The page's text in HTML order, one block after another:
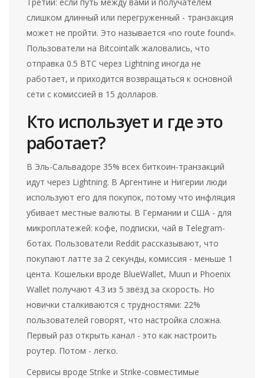
слишком длинный или перегруженный - транзакция
может не пройти. Это называется «no route found».
Пользователи на Bitcointalk жаловались, что
отправка 0.5 BTC через Lightning иногда не
работает, и приходится возвращаться к основной
сети с комиссией в 15 долларов.
Кто использует и где это
работает?
В Эль-Сальвадоре 35% всех биткоин-транзакций
идут через Lightning. В Аргентине и Нигерии люди
используют его для покупок, потому что инфляция
убивает местные валюты. В Германии и США - для
микроплатежей: кофе, подписки, чай в Telegram-
ботах. Пользователи Reddit рассказывают, что
покупают латте за 2 секунды, комиссия - меньше 1
цента. Кошельки вроде BlueWallet, Muun и Phoenix
Wallet получают 4.3 из 5 звёзд за скорость. Но
новички сталкиваются с трудностями: 22%
пользователей говорят, что настройка сложна.
Первый раз открыть канал - это как настроить
роутер. Потом - легко.
Сервисы вроде Strike и Strike-совместимые